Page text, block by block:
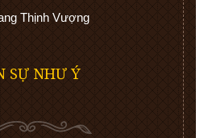
Thịnh Vượng
SỰ NHƯ Ý